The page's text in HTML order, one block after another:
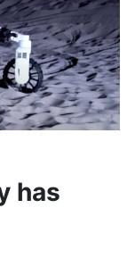
has